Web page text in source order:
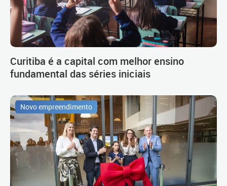
Curitiba é a capital com melhor ensino
fundamental das séries iniciais
Novo empreendimento